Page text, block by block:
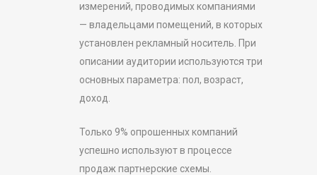
измерений, проводимых компаниями
— владельцами помещений, в которых
установлен рекламный носитель. При
описании аудитории используются три
основных параметра: пол, возраст,
доход.
Только 9% опрошенных компаний
успешно используют в процессе
продаж партнерские схемы.